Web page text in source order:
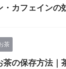
・カフェインの
茶
茶の保存方法｜